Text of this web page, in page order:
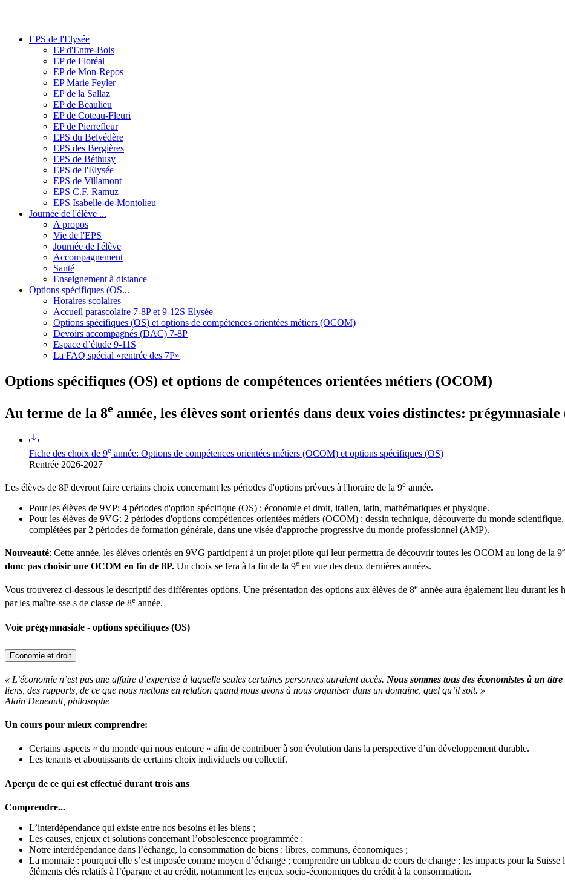
EPS de l'Elysée
EP d'Entre-Bois
EP de Floréal
EP de Mon-Repos
EP Marie Feyler
EP de la Sallaz
EP de Beaulieu
EP de Coteau-Fleuri
EP de Pierrefleur
EPS du Belvédère
EPS des Bergières
EPS de Béthusy
EPS de l'Elysée
EPS de Villamont
EPS C.F. Ramuz
EPS Isabelle-de-Montolieu
Journée de l'élève ...
A propos
Vie de l'EPS
Journée de l'élève
Accompagnement
Santé
Enseignement à distance
Options spécifiques (OS...
Horaires scolaires
Accueil parascolaire 7-8P et 9-12S Elysée
Options spécifiques (OS) et options de compétences orientées métiers (OCOM)
Devoirs accompagnés (DAC) 7-8P
Espace d’étude 9-11S
La FAQ spécial «rentrée des 7P»
Options spécifiques (OS) et options de compétences orientées métiers (OCOM)
Au terme de la 8e année, les élèves sont orientés dans deux voies distinctes:
Fiche des choix de 9e année: Options de compétences orientées métiers (OCOM) et options spécifiques (OS)
Rentrée 2026-2027
Les élèves de 8P devront faire certains choix concernant les périodes d'options prévues à l'horaire de la 9e année.
Pour les élèves de 9VP: 4 périodes d'option spécifique (OS) : économie et droit, italien, latin, mathématiques et physique.
Pour les élèves de 9VG: 2 périodes d'options compétiences orientées métiers (OCOM) : dessin technique, découverte du monde
complétées par 2 périodes de formation générale, dans une visée d'approche progressive du monde professionnel (AMP).
Nouveauté: Cette année, les élèves orientés en 9VG participent à un projet pilote qui leur permettra de découvrir toutes les OCOM au long de la 9e
donc pas choisir une OCOM en fin de 8P. Un choix se fera à la fin de la 9e en vue des deux dernières années.
Vous trouverez ci-dessous le descriptif des différentes options. Une présentation des options aux élèves de 8e année aura également lieu durant
par les maître-sse-s de classe de 8e année.
Voie prégymnasiale - options spécifiques (OS)
Economie et droit
« L’économie n’est pas une affaire d’expertise à laquelle seules certaines personnes auraient accès. Nous sommes tous des économistes à un
liens, des rapports, de ce que nous mettons en relation quand nous avons à nous organiser dans un domaine, quel qu’il soit. »
Alain Deneault, philosophe
Un cours pour mieux comprendre:
Certains aspects « du monde qui nous entoure » afin de contribuer à son évolution dans la perspective d’un développement durable.
Les tenants et aboutissants de certains choix individuels ou collectif.
Aperçu de ce qui est effectué durant trois ans
Comprendre...
L’interdépendance qui existe entre nos besoins et les biens ;
Les causes, enjeux et solutions concernant l’obsolescence programmée ;
Notre interdépendance dans l’échange, la consommation de biens : libres, communs, économiques ;
La monnaie : pourquoi elle s’est imposée comme moyen d’échange ; comprendre un tableau de cours de change ; les impacts pour la
éléments clés relatifs à l’épargne et au crédit, notamment les enjeux socio-économiques du crédit à la consommation.